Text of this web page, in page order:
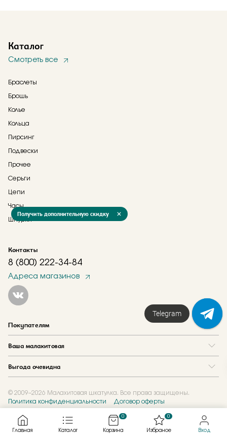
Каталог
Смотреть все
Браслеты
Брошь
Колье
Кольца
Пирсинг
Подвески
Прочее
Серьги
Цепи
Часы
Шнурки
Контакты
8 (800) 222-34-84
Адреса магазинов
Покупателям
Ваша малахитовая
Где купить
Новости
Журнал
Выгода очевидна
Акции
Обмен и скупка
Подарочные сертификаты
© 2009–2026 Малахитовая шкатулка. Все права защищены.
Политика конфиденциальности
Договор оферты
Главная Каталог Корзина
0
Избраное
0
Вход
Получить дополнительную скидку
Telegram